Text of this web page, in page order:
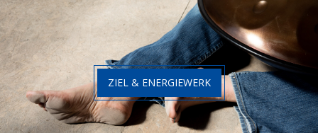
ZIEL & ENERGIEWERK